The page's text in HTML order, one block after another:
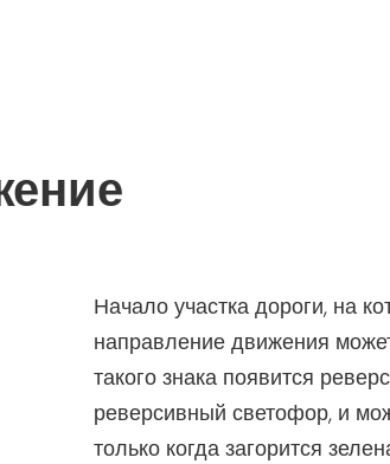
Начало участка дороги, на
направление движения
такого знака появится
реверсивный светофор, и
только когда загорится